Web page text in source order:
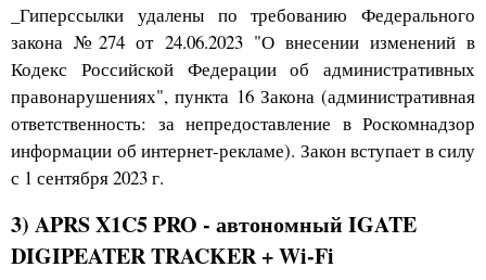
_Гиперссылки удалены по требованию Федерального
закона №274 от 24.06.2023 "О внесении изменений в
Кодекс Российской Федерации об административных
правонарушениях", пункта 16 Закона (административная
ответственность: за непредоставление в Роскомнадзор
информации об интернет-рекламе). Закон вступает в силу
с 1 сентября 2023 г.
3) APRS X1C5 PRO - автономный IGATE
DIGIPEATER TRACKER + Wi-Fi